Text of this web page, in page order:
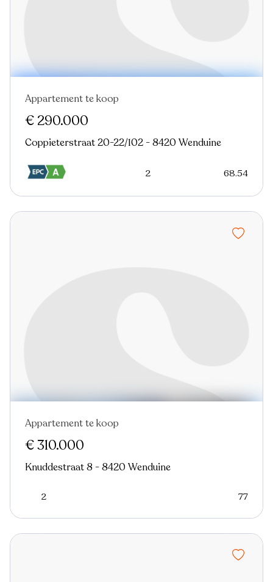
Appartement te koop
€ 290.000
Coppieterstraat 20-22/102 - 8420 Wenduine
2 68.54
Appartement te koop
€ 310.000
Knuddestraat 8 - 8420 Wenduine
2 77